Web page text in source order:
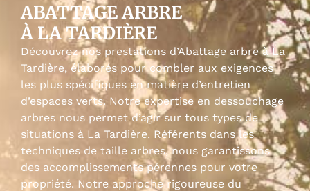
ABATTAGE ARBRE
À LA TARDIÈRE
Découvrez nos prestations d’Abattage arbre à La
Tardière, élaborés pour combler aux exigences
les plus spécifiques en matière d’entretien
d’espaces verts. Notre expertise en dessouchage
arbres nous permet d’agir sur tous types de
situations à La Tardière. Référents dans les
techniques de taille arbres, nous garantissons
des accomplissements pérennes pour votre
propriété. Notre approche rigoureuse du